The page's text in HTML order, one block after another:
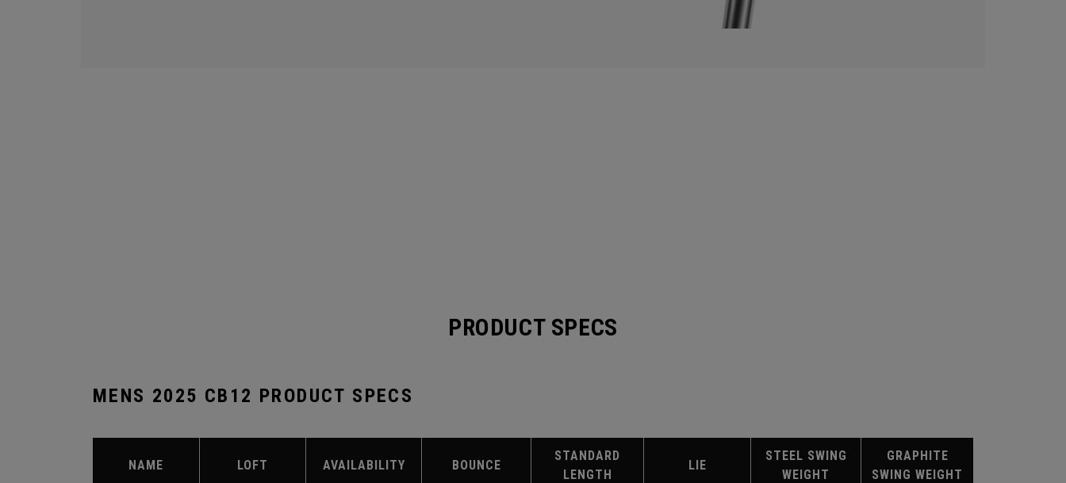
PRODUCT SPECS
MENS 2025 CB12 PRODUCT SPECS
NAME LOFT AVAILABILITY BOUNCE
STANDARD
LENGTH
LIE
STEEL SWING
WEIGHT
GRAPHITE
SWING WEIGHT